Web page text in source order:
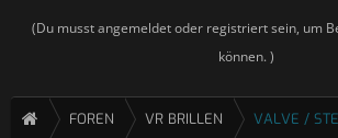
(Du musst angemeldet oder registriert sein, um
können. )
FOREN VR BRILLEN VALVE /